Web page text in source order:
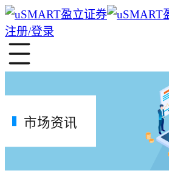
注册/登录
市场资讯